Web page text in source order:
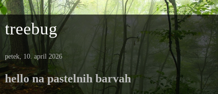
treebug
petek, 10. april 2026
hello na pastelnih barvah